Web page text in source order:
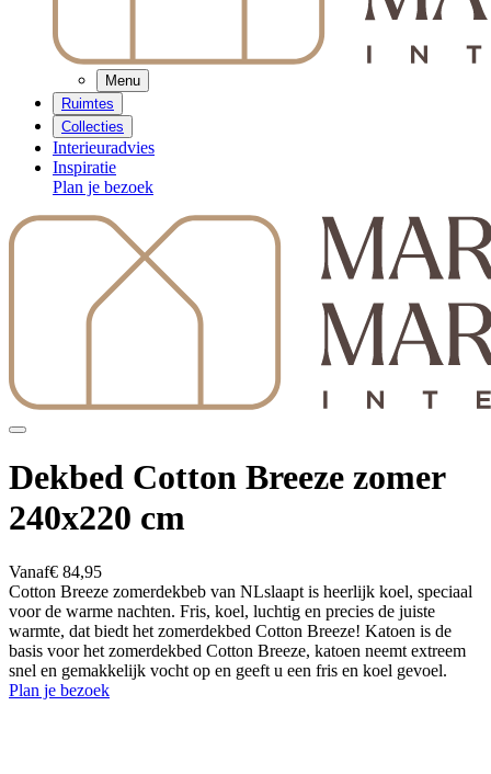
Menu
Ruimtes
Collecties
Interieuradvies
Inspiratie
Plan je bezoek
Dekbed Cotton Breeze zomer
240x220 cm
Vanaf€ 84,95
Cotton Breeze zomerdekbeb van NLslaapt is heerlijk koel, speciaal
voor de warme nachten. Fris, koel, luchtig en precies de juiste
warmte, dat biedt het zomerdekbed Cotton Breeze! Katoen is de
basis voor het zomerdekbed Cotton Breeze, katoen neemt extreem
snel en gemakkelijk vocht op en geeft u een fris en koel gevoel.
Plan je bezoek